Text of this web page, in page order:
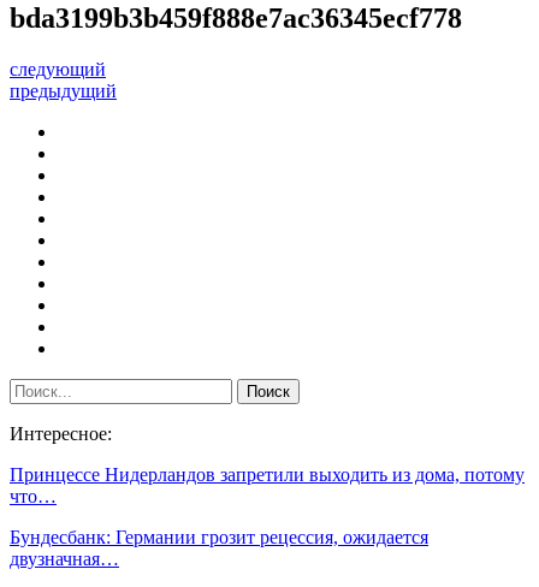
bda3199b3b459f888e7ac36345ecf778
следующий
предыдущий
Интересное:
Принцессе Нидерландов запретили выходить из дома, потому
что…
Бундесбанк: Германии грозит рецессия, ожидается
двузначная…